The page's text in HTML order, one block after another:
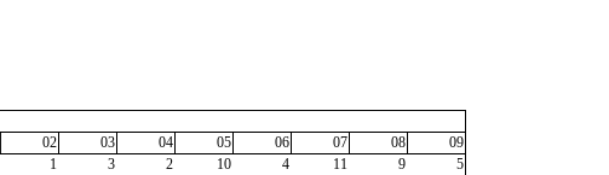
02 03 04 05 06 07 08
09
1 3 2 10 4 11 9
5